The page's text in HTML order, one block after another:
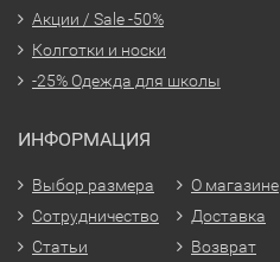
Акции / Sale -50%
Колготки и носки
-25% Одежда для школы
ИНФОРМАЦИЯ
Выбор размера
Сотрудничество
Статьи
О магазине
Доставка
Возврат